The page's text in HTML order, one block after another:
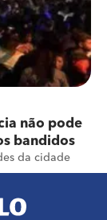
não pode
bandidos
da cidade